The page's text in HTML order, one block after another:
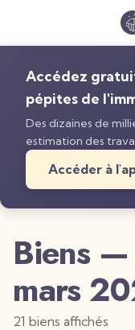
Accédez
pépites de
Des dizaines de
estimation des
Accéder à
Biens —
mars
21 biens affichés